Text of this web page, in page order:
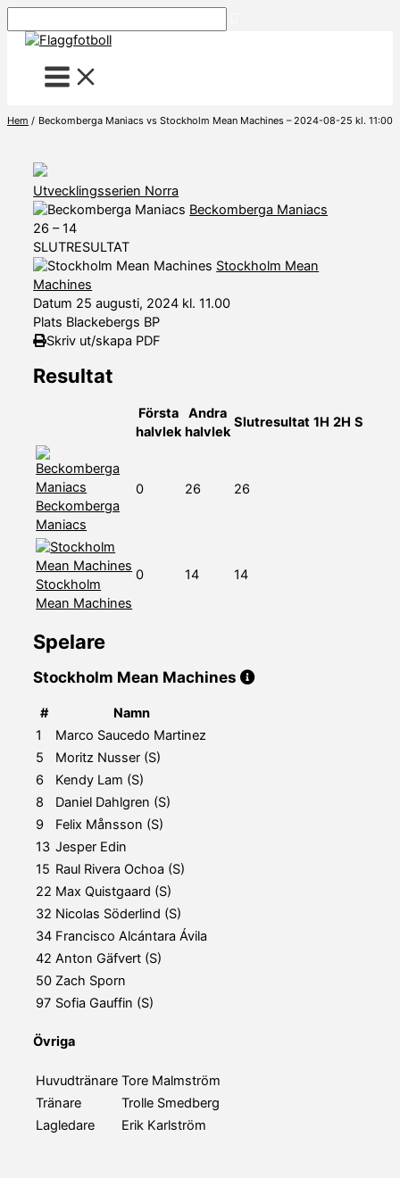
till
Hem Beckomberga Maniacs vs Stockholm Mean Machines – 2024-08-25 kl. 11:00
Utvecklingsserien Norra
Beckomberga Maniacs
26 – 14
SLUTRESULTAT
Stockholm Mean
Machines
Datum 25 augusti, 2024 kl. 11.00
Plats Blackebergs BP
Skriv ut/skapa PDF
Resultat
Första
halvlek
Andra
halvlek
Slutresultat 1H 2H S
Beckomberga
Maniacs
0 26 26
Stockholm
Mean Machines
0 14 14
Spelare
Stockholm Mean Machines
#
Namn
1
Marco Saucedo Martinez
5
Moritz Nusser (S)
6
Kendy Lam (S)
8
Daniel Dahlgren (S)
9
Felix Månsson (S)
13 Jesper Edin
15 Raul Rivera Ochoa (S)
22 Max Quistgaard (S)
32 Nicolas Söderlind (S)
34 Francisco Alcántara Ávila
42 Anton Gäfvert (S)
50 Zach Sporn
97 Sofia Gauffin (S)
Övriga
Huvudtränare Tore Malmström
Tränare
Trolle Smedberg
Lagledare
Erik Karlström